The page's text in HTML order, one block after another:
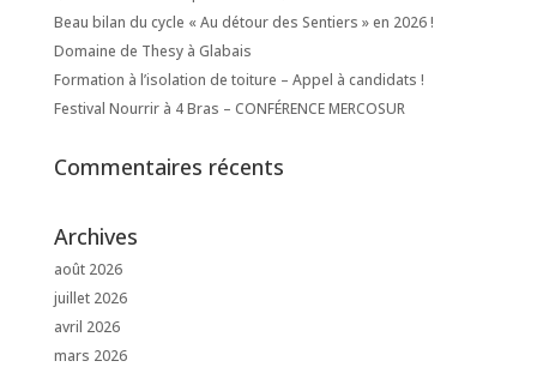
Beau bilan du cycle « Au détour des Sentiers » en 2026 !
Domaine de Thesy à Glabais
Formation à l’isolation de toiture – Appel à candidats !
Festival Nourrir à 4 Bras – CONFÉRENCE MERCOSUR
Commentaires récents
Archives
août 2026
juillet 2026
avril 2026
mars 2026